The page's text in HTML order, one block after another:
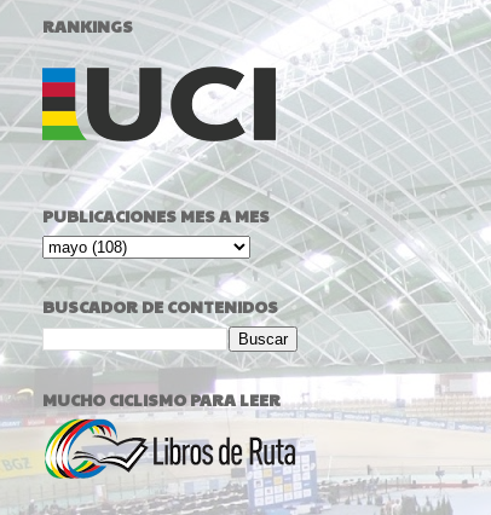
RANKINGS
PUBLICACIONES MES A MES
BUSCADOR DE CONTENIDOS
MUCHO CICLISMO PARA LEER